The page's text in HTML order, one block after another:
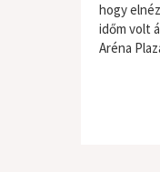
hogy
időm volt
Aréna